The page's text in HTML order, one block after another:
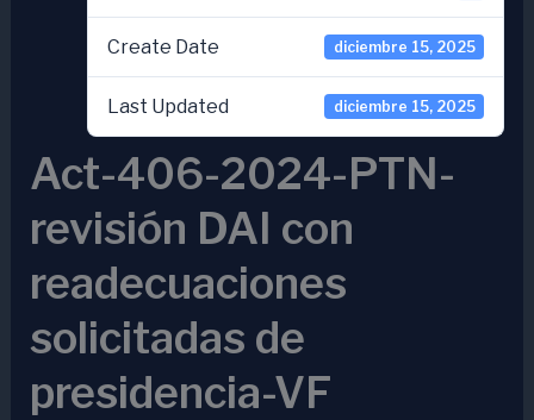
Create Date diciembre 15, 2025
Last Updated diciembre 15, 2025
Act-406-2024-PTN-
revisión DAI con
readecuaciones
solicitadas de
presidencia-VF